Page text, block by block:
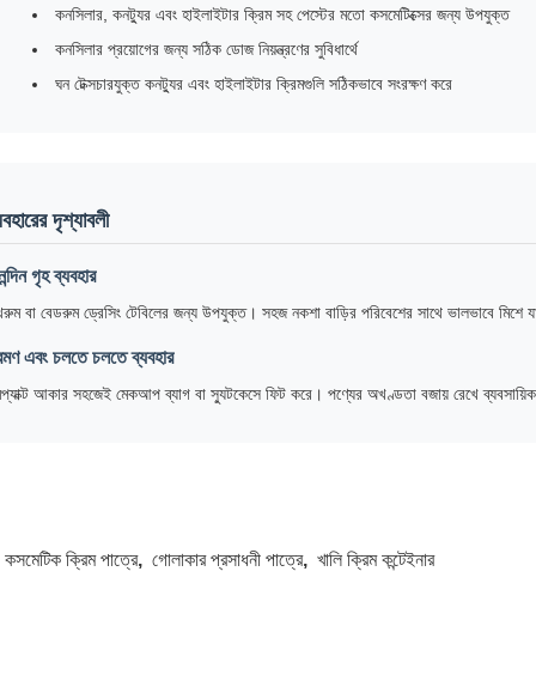
কনসিলার, কনট্যুর এবং হাইলাইটার ক্রিম সহ পেস্টের মতো কসমেটিক্সের জন্য উপযুক্ত
কনসিলার প্রয়োগের জন্য সঠিক ডোজ নিয়ন্ত্রণের সুবিধার্থে
ঘন টেক্সচারযুক্ত কনট্যুর এবং হাইলাইটার ক্রিমগুলি সঠিকভাবে সংরক্ষণ করে
দৃশ্যাবলী
গৃহ ব্যবহার
বা বেডরুম ড্রেসিং টেবিলের জন্য উপযুক্ত। সহজ নকশা বাড়ির পরিবেশের সাথে ভালভাবে মিশে
এবং চলতে চলতে ব্যবহার
আকার সহজেই মেকআপ ব্যাগ বা স্যুটকেসে ফিট করে। পণ্যের অখণ্ডতা বজায় রেখে
কসমেটিক ক্রিম পাত্রে, গোলাকার প্রসাধনী পাত্রে, খালি ক্রিম কন্টেইনার